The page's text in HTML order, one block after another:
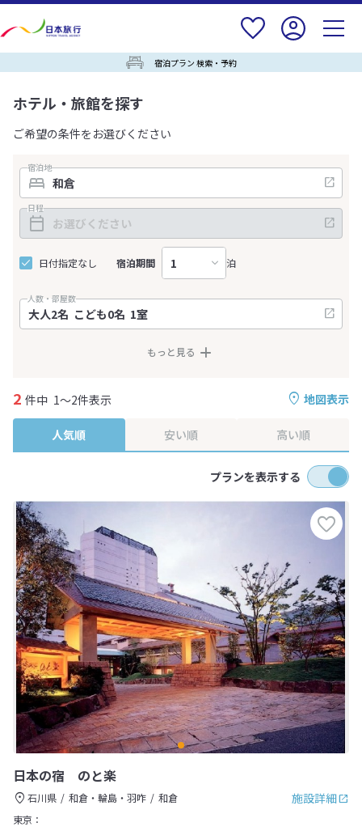
宿泊プラン 検索・予約
ホテル・旅館を探す
ご希望の条件をお選びください
宿泊地
日程
日付指定なし 宿泊期間 泊
人数・部屋数
もっと見る
地図表示
2 件中 1～2件表示
人気順 安い順 高い順
プランを表示する
日本の宿 のと楽
施設詳細
石川県 和倉・輪島・羽咋
和倉
東京：